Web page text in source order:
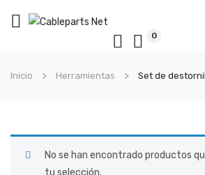
0
Inicio Herramientas Set de
No se han encontrado productos
tu selección.